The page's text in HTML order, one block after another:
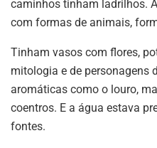
caminhos tinham ladrilhos.
com formas de animais,
Tinham vasos com flores,
mitologia e de personagens
aromáticas como o louro,
coentros. E a água estava
fontes.